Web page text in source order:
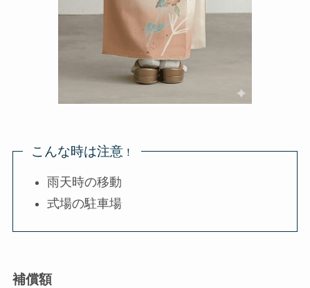
こんな時は注意！
雨天時の移動
式場の駐車場
補償額